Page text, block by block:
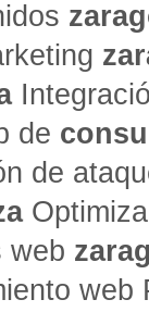
de
de
web
web